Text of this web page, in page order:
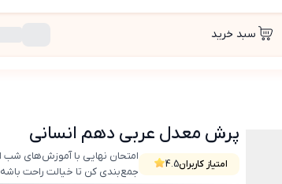
سبد خرید
پرش معدل عربی دهم انسانی
امتیاز کاربران4.5
امتحان نهایی با آموزش‌های
جمع‌بندی کن تا خیالت راحت